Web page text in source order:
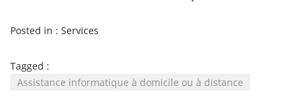
Posted in : Services
Tagged :
Assistance informatique à domicile ou à distance